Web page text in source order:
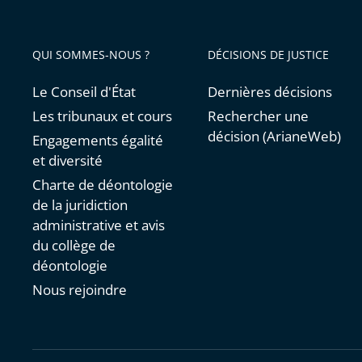
QUI SOMMES-NOUS ?
Le Conseil d'État
Les tribunaux et cours
Engagements égalité
et diversité
Charte de déontologie
de la juridiction
administrative et avis
du collège de
déontologie
Nous rejoindre
DÉCISIONS DE JUSTICE
Dernières décisions
Rechercher une
décision (ArianeWeb)